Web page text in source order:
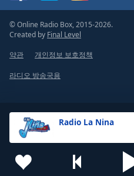
Radio La Nina
© Online Radio Box, 2015-2026.
Created by Final Level
약관
개인정보 보호정책
라디오 방송국용